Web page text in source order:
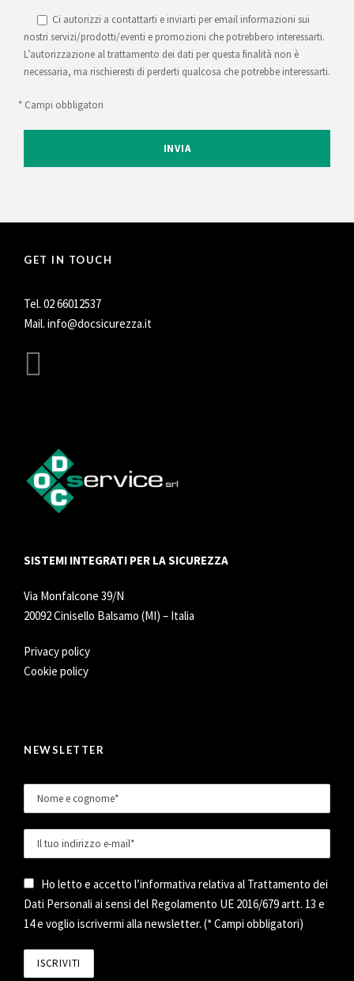
Ci autorizzi a contattarti e inviarti per email informazioni sui
nostri servizi/prodotti/eventi e promozioni che potrebbero interessarti.
L’autorizzazione al trattamento dei dati per questa finalità non è
necessaria, ma rischieresti di perderti qualcosa che potrebbe interessarti.
* Campi obbligatori
GET IN TOUCH
Tel. 02 66012537
Mail. info@docsicurezza.it
SISTEMI INTEGRATI PER LA SICUREZZA
Via Monfalcone 39/N
20092 Cinisello Balsamo (MI) – Italia
Privacy policy
Cookie policy
NEWSLETTER
Ho letto e accetto l’informativa relativa al Trattamento dei
Dati Personali ai sensi del Regolamento UE 2016/679 artt. 13 e
14 e voglio iscrivermi alla newsletter. (* Campi obbligatori)